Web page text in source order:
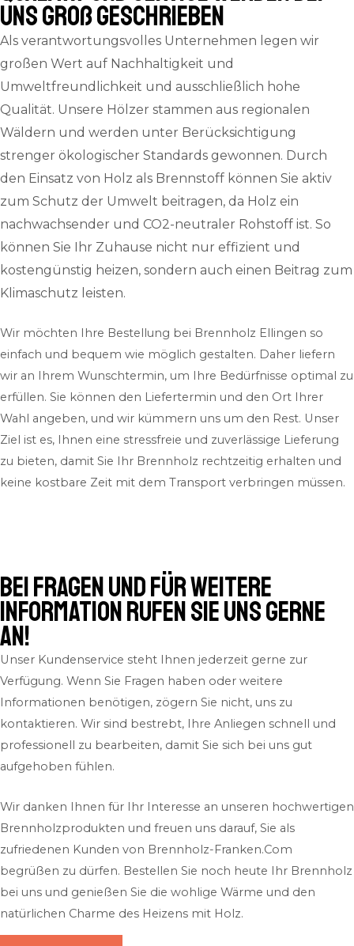
uns groß geschrieben
Als verantwortungsvolles Unternehmen legen wir
großen Wert auf Nachhaltigkeit und
Umweltfreundlichkeit und ausschließlich hohe
Qualität. Unsere Hölzer stammen aus regionalen
Wäldern und werden unter Berücksichtigung
strenger ökologischer Standards gewonnen. Durch
den Einsatz von Holz als Brennstoff können Sie aktiv
zum Schutz der Umwelt beitragen, da Holz ein
nachwachsender und CO2-neutraler Rohstoff ist. So
können Sie Ihr Zuhause nicht nur effizient und
kostengünstig heizen, sondern auch einen Beitrag zum
Klimaschutz leisten.
Wir möchten Ihre Bestellung bei Brennholz Ellingen so
einfach und bequem wie möglich gestalten. Daher liefern
wir an Ihrem Wunschtermin, um Ihre Bedürfnisse optimal zu
erfüllen. Sie können den Liefertermin und den Ort Ihrer
Wahl angeben, und wir kümmern uns um den Rest. Unser
Ziel ist es, Ihnen eine stressfreie und zuverlässige Lieferung
zu bieten, damit Sie Ihr Brennholz rechtzeitig erhalten und
keine kostbare Zeit mit dem Transport verbringen müssen.
Bei Fragen und für weitere
Information rufen Sie uns gerne
an!
Unser Kundenservice steht Ihnen jederzeit gerne zur
Verfügung. Wenn Sie Fragen haben oder weitere
Informationen benötigen, zögern Sie nicht, uns zu
kontaktieren. Wir sind bestrebt, Ihre Anliegen schnell und
professionell zu bearbeiten, damit Sie sich bei uns gut
aufgehoben fühlen.
Wir danken Ihnen für Ihr Interesse an unseren hochwertigen
Brennholzprodukten und freuen uns darauf, Sie als
zufriedenen Kunden von Brennholz-Franken.Com
begrüßen zu dürfen. Bestellen Sie noch heute Ihr Brennholz
bei uns und genießen Sie die wohlige Wärme und den
natürlichen Charme des Heizens mit Holz.